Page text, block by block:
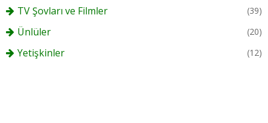
TV Şovları ve Filmler (39)
Ünlüler (20)
Yetişkinler (12)